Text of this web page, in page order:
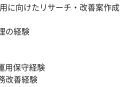
に向けたリサーチ・改善案作成
の経験
用保守経験
改善経験